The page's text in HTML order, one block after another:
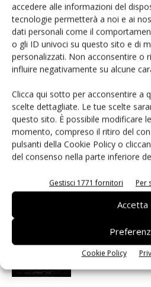
accedere alle informazioni del
tecnologie permetterà a noi e ai
dati personali come il
o gli ID univoci su questo sito e di
personalizzati. Non acconsentire o
influire negativamente su alcune
Clicca qui sotto per acconsentire a
scelte dettagliate. Le tue scelte
questo sito. È possibile modificare
momento, compreso il ritiro del
pulsanti della Cookie Policy o
del consenso nella parte inferiore
Gestisci 1771 fornitori Per
Accetta
Cookie Policy
Facebook
ARTICOLI CORRELATI ALTRO DALL'AUTORE
Isolatori a
l’automazione
La crittografia
sui dispositivi
Componenti
decide il futuro